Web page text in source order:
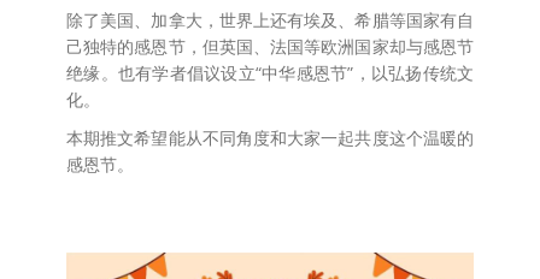
除了美国、加拿大，世界上还有埃及、希腊等国家有自
己独特的感恩节，但英国、法国等欧洲国家却与感恩节
绝缘。也有学者倡议设立“中华感恩节”，以弘扬传统文
化。
本期推文希望能从不同角度和大家一起共度这个温暖的
感恩节。